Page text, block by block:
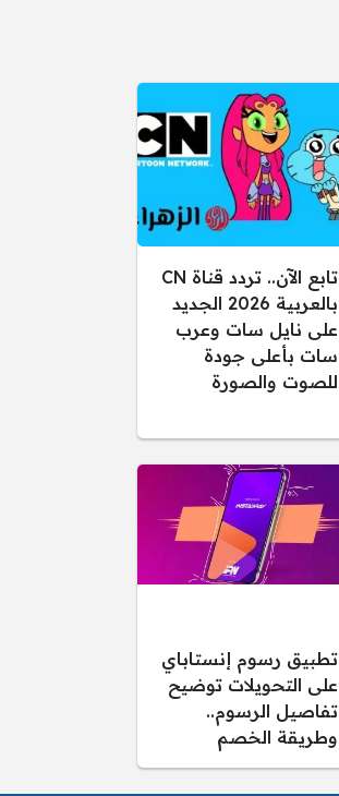
تابع الآن.. تردد قناة CN
بالعربية 2026 الجديد
على نايل سات وعرب
سات بأعلى جودة
للصوت والصورة
تطبيق رسوم إنستاباي
على التحويلات توضيح
تفاصيل الرسوم..
وطريقة الخصم